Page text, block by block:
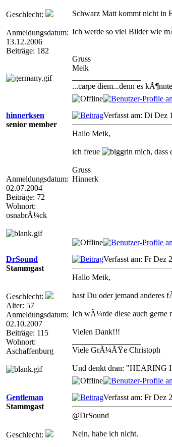
Geschlecht:
Anmeldungsdatum:
13.12.2006
Beiträge: 182
Schwarz Matt kommt nicht in
Ich werde so viel Bilder wie
Gruss
Meik
...carpe diem...denn es
hinnerksen
senior member
Anmeldungsdatum:
02.07.2004
Beiträge: 72
Wohnort:
osnabrÃ¼ck
Verfasst am: Di
Hallo Meik,
ich freue mich, dass
Gruss
Hinnerk
DrSound
Stammgast
Geschlecht:
Alter: 57
Anmeldungsdatum:
02.10.2007
Beiträge: 115
Wohnort:
Aschaffenburg
Verfasst am: Fr
Hallo Meik,
hast Du oder jemand
Ich wÃ¼rde diese auch gerne
Vielen Dank!!!
Viele GrÃ¼ÃŸe Christoph
Und denkt dran: "HEARING
Gentleman
Stammgast
Geschlecht:
Verfasst am: Fr
@DrSound
Nein, habe ich nicht.